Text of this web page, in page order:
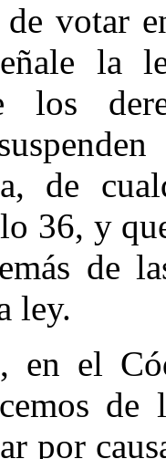
votar
la
los
de
36, y
de
ley.
en el
por